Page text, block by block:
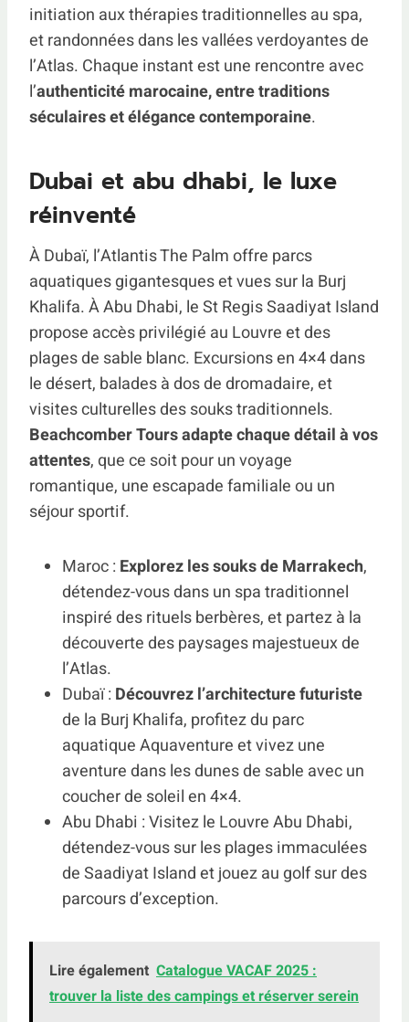
initiation aux thérapies traditionnelles au spa,
et randonnées dans les vallées verdoyantes de
l’Atlas. Chaque instant est une rencontre avec
l’authenticité marocaine, entre traditions
séculaires et élégance contemporaine.
Dubai et abu dhabi, le luxe
réinventé
À Dubaï, l’Atlantis The Palm offre parcs
aquatiques gigantesques et vues sur la Burj
Khalifa. À Abu Dhabi, le St Regis Saadiyat Island
propose accès privilégié au Louvre et des
plages de sable blanc. Excursions en 4×4 dans
le désert, balades à dos de dromadaire, et
visites culturelles des souks traditionnels.
Beachcomber Tours adapte chaque détail à vos
attentes, que ce soit pour un voyage
romantique, une escapade familiale ou un
séjour sportif.
Maroc : Explorez les souks de Marrakech,
détendez-vous dans un spa traditionnel
inspiré des rituels berbères, et partez à la
découverte des paysages majestueux de
l’Atlas.
Dubaï : Découvrez l’architecture futuriste
de la Burj Khalifa, profitez du parc
aquatique Aquaventure et vivez une
aventure dans les dunes de sable avec un
coucher de soleil en 4×4.
Abu Dhabi : Visitez le Louvre Abu Dhabi,
détendez-vous sur les plages immaculées
de Saadiyat Island et jouez au golf sur des
parcours d’exception.
Lire également Catalogue VACAF 2025 :
trouver la liste des campings et réserver serein